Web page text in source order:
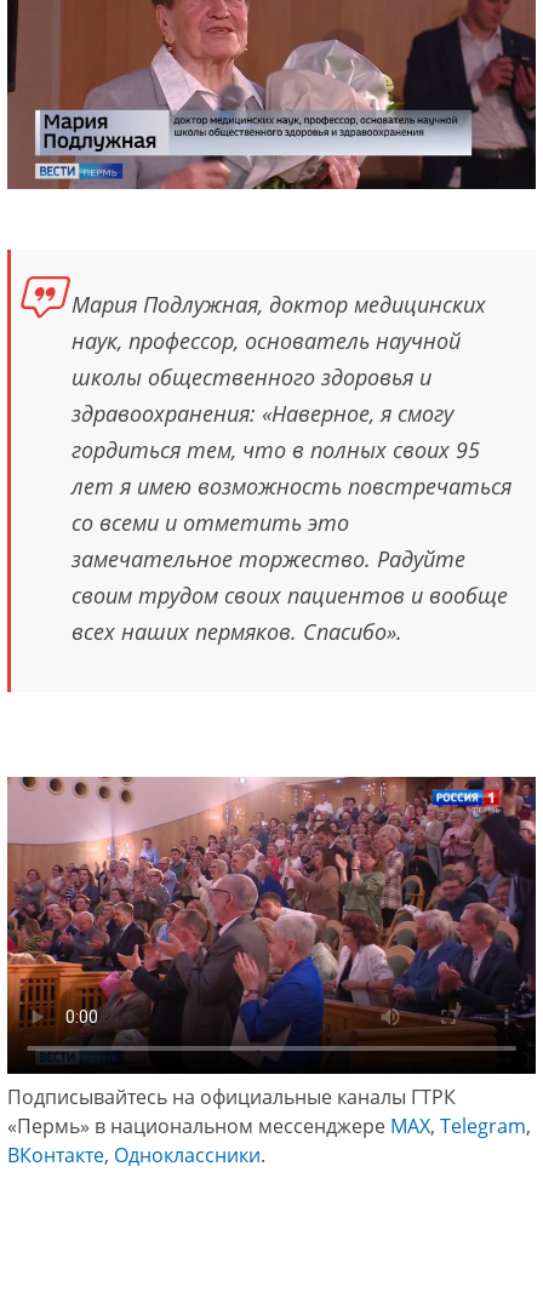
Мария Подлужная, доктор медицинских
наук, профессор, основатель научной
школы общественного здоровья и
здравоохранения: «Наверное, я смогу
гордиться тем, что в полных своих 95
лет я имею возможность повстречаться
со всеми и отметить это
замечательное торжество. Радуйте
своим трудом своих пациентов и вообще
всех наших пермяков. Спасибо».
Подписывайтесь на официальные каналы ГТРК
«Пермь» в национальном мессенджере МАХ, Telegram,
ВКонтакте, Одноклассники.